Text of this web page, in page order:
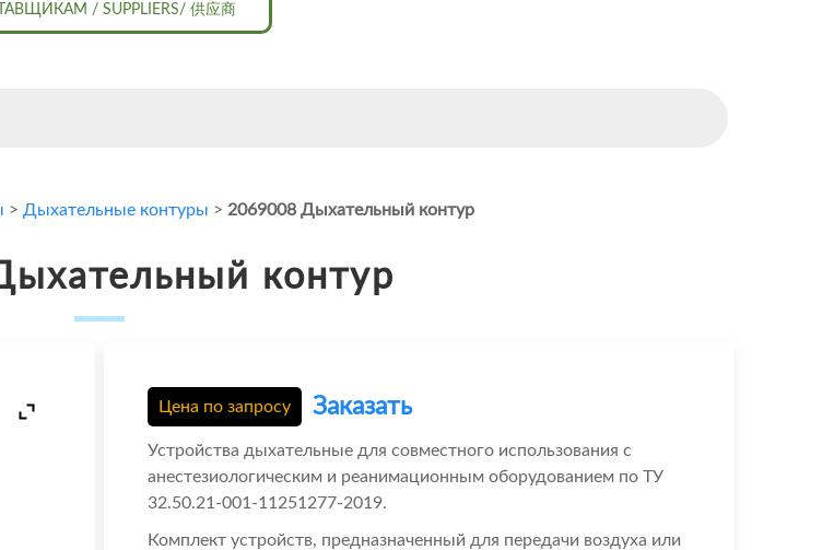
/ SUPPLIERS/ 供应商
> Дыхательные контуры > 2069008 Дыхательный контур
контур
Цена по запросу Заказать
Устройства дыхательные для совместного использования с
анестезиологическим и реанимационным оборудованием по ТУ
32.50.21-001-11251277-2019.
Комплект устройств, предназначенный для передачи воздуха или